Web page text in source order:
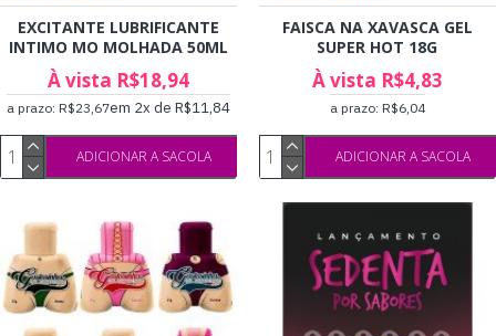
EXCITANTE LUBRIFICANTE
INTIMO MO MOLHADA 50ML
À vista R$18,94
a prazo: R$23,67em 2x de R$11,84
ADICIONAR A SACOLA
FAISCA NA XAVASCA GEL
SUPER HOT 18G
À vista R$4,83
a prazo: R$6,04
ADICIONAR A SACOLA